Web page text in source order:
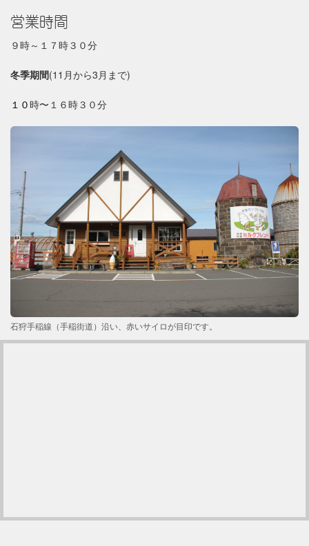
営業時間
９時～１７時３０分
冬季期間(11月から3月まで)
１０時〜１６時３０分
石狩手稲線（手稲街道）沿い、赤いサイロが目印です。